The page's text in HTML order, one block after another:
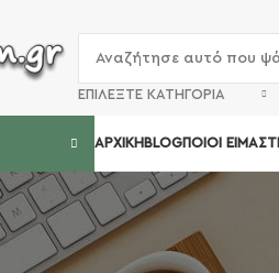
ΕΠΙΛΈΞΤΕ ΚΑΤΗΓΟΡΊΑ
ΑΡΧΙΚΉBLOGΠΟΙΟΊ
Αρχική σελίδα